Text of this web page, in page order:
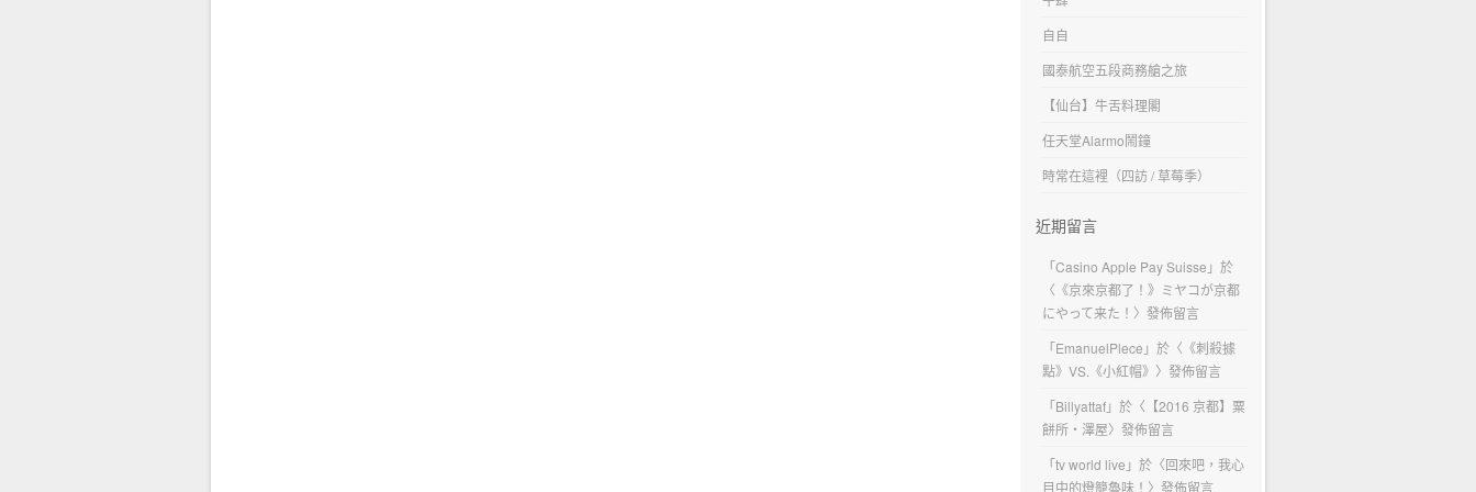
自自
國泰航空五段商務艙之旅
【仙台】牛舌料理閣
任天堂Alarmo鬧鐘
時常在這裡（四訪 / 草莓季）
近期留言
「Casino Apple Pay Suisse 」於
〈 《京來京都了！》ミヤコが京都
にやって来た！ 〉發佈留言
「EmanuelPlece 」於〈 《刺殺據
點》VS.《小紅帽》 〉發佈留言
「Billyattaf」於〈 【2016 京都】粟
餅所・澤屋〉發佈留言
「tv world live 」於〈回來吧，我心
目中的燈籠魯味！ 〉發佈留言